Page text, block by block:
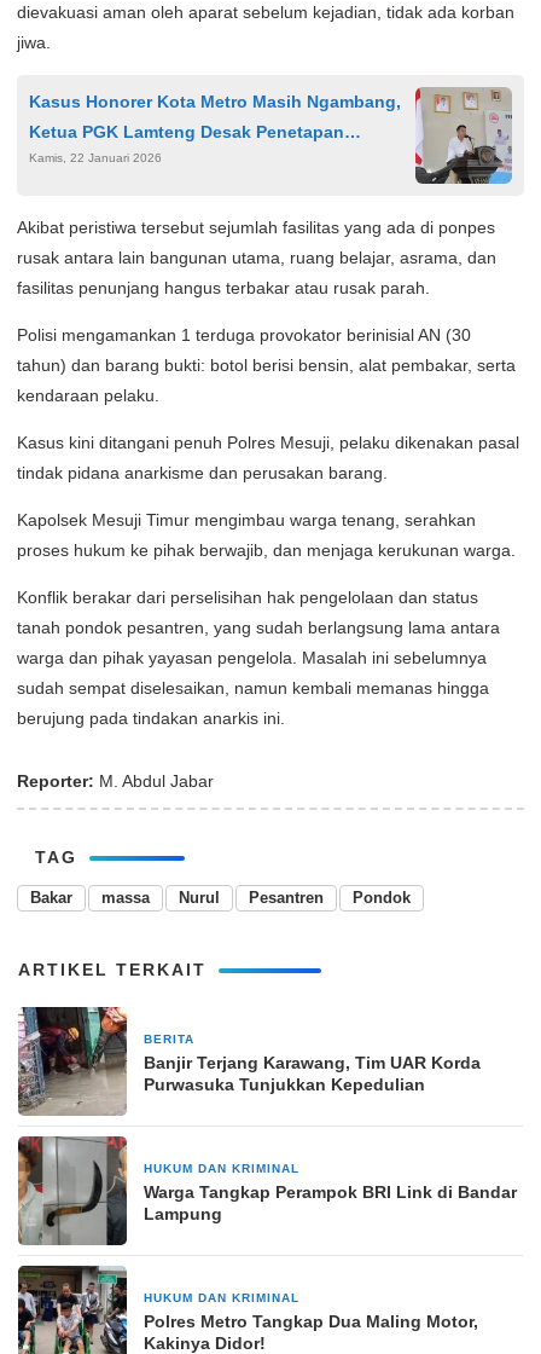
dievakuasi aman oleh aparat sebelum kejadian, tidak ada korban
jiwa.
Kasus Honorer Kota Metro Masih Ngambang,
Ketua PGK Lamteng Desak Penetapan
Tersangka
Kamis, 22 Januari 2026
Akibat peristiwa tersebut sejumlah fasilitas yang ada di ponpes
rusak antara lain bangunan utama, ruang belajar, asrama, dan
fasilitas penunjang hangus terbakar atau rusak parah.
Polisi mengamankan 1 terduga provokator berinisial AN (30
tahun) dan barang bukti: botol berisi bensin, alat pembakar, serta
kendaraan pelaku.
Kasus kini ditangani penuh Polres Mesuji, pelaku dikenakan pasal
tindak pidana anarkisme dan perusakan barang.
Kapolsek Mesuji Timur mengimbau warga tenang, serahkan
proses hukum ke pihak berwajib, dan menjaga kerukunan warga.
Konflik berakar dari perselisihan hak pengelolaan dan status
tanah pondok pesantren, yang sudah berlangsung lama antara
warga dan pihak yayasan pengelola. Masalah ini sebelumnya
sudah sempat diselesaikan, namun kembali memanas hingga
berujung pada tindakan anarkis ini.
Reporter: M. Abdul Jabar
TAG
Bakar massa Nurul Pesantren Pondok
ARTIKEL TERKAIT
BERITA
Banjir Terjang Karawang, Tim UAR Korda
Purwasuka Tunjukkan Kepedulian
HUKUM DAN KRIMINAL
Warga Tangkap Perampok BRI Link di Bandar
Lampung
HUKUM DAN KRIMINAL
Polres Metro Tangkap Dua Maling Motor,
Kakinya Didor!